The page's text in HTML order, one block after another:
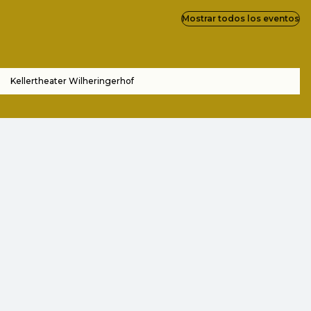
Kellertheater Wilheringerhof
Mostrar todos los eventos